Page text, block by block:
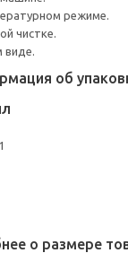
режиме.
чистке.
виде.
об
о размере